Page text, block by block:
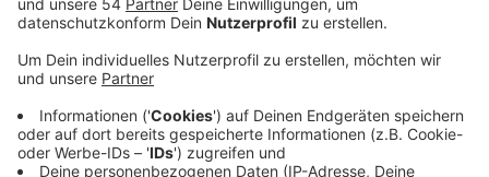
Veröffentlicht:Donnerstag, 08.12.2022 15:23
Anzeige
Der ADAC spricht sich deshalb für mehr Homeoffice-